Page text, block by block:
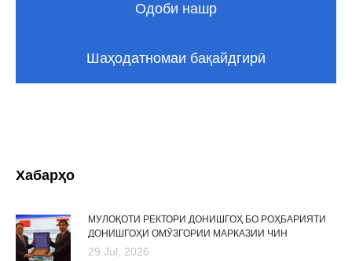
Одоби нашр
Шаҳодатномаи бақайдгирӣ
Хабарҳо
МУЛОҚОТИ РЕКТОРИ ДОНИШГОҲ БО РОҲБАРИЯТИ
ДОНИШГОҲИ ОМӮЗГОРИИ МАРКАЗИИ ЧИН
29 Jul, 2026